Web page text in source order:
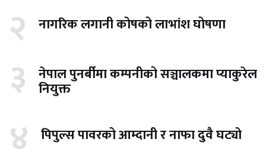
२ नागरिक लगानी कोषको लाभांश घोषणा
३ नेपाल पुनर्बीमा कम्पनीको सञ्चालकमा प्याकुरेल
नियुक्त
४ पिपुल्स पावरको आम्दानी र नाफा दुवै घट्यो